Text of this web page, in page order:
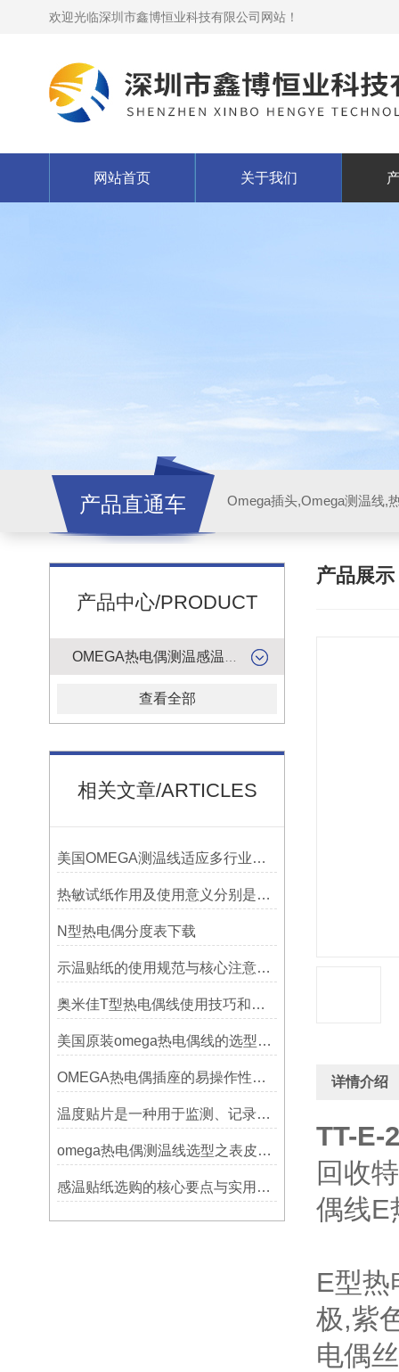
欢迎光临深圳市鑫博恒业科技有限公司网站！
网站首页 关于我们
产品直通车
产品中心/PRODUCT
查看全部
相关文章/ARTICLES
美国OMEGA测温线适应多行业需求
热敏试纸作用及使用意义分别是什么？
N型热电偶分度表下载
示温贴纸的使用规范与核心注意事项解读
奥米佳T型热电偶线使用技巧和选择方法
美国原装omega热电偶线的选型指标
OMEGA热电偶插座的易操作性探讨
温度贴片是一种用于监测、记录或指示温度变化的工具
omega热电偶测温线选型之表皮绝缘耐温
感温贴纸选购的核心要点与实用建议
产品展示
详情介绍
TT-E-
回收
偶线E
E型热
极,紫
电偶